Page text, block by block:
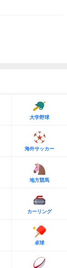
大学野球
海外サッカー
地方競馬
カーリング
卓球